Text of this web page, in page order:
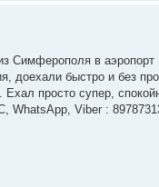
Симферополя в
доехали быстро и без
Ехал просто супер,
WhatsApp, Viber :